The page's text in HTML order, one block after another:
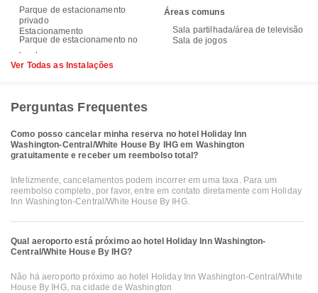
Parque de estacionamento
privado
Estacionamento
Parque de estacionamento no
Áreas comuns
Sala partilhada/área de televisão
Sala de jogos
Ver Todas as Instalações
Perguntas Frequentes
Como posso cancelar minha reserva no hotel Holiday Inn
Washington-Central/White House By IHG em Washington
gratuitamente e receber um reembolso total?
Infelizmente, cancelamentos podem incorrer em uma taxa. Para um
reembolso completo, por favor, entre em contato diretamente com Holiday
Inn Washington-Central/White House By IHG.
Qual aeroporto está próximo ao hotel Holiday Inn Washington-
Central/White House By IHG?
Não há aeroporto próximo ao hotel Holiday Inn Washington-Central/White
House By IHG, na cidade de Washington